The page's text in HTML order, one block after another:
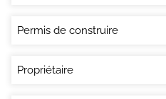
Permis de construire
Propriétaire